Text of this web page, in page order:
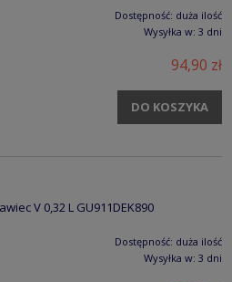
Dostępność: duża ilość
Wysyłka w: 3 dni
94,90 zł
DO KOSZYKA
V 0,32 L GU911DEK890
Dostępność: duża ilość
Wysyłka w: 3 dni